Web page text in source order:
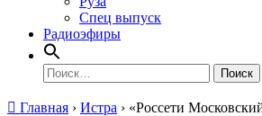
Спец выпуск
Радиоэфиры
Найти:
Главная › Истра › «Россети